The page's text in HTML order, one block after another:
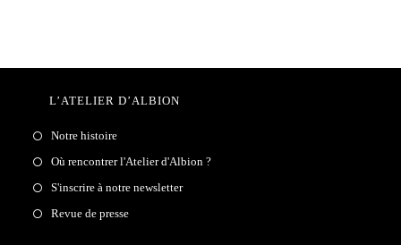
L’ATELIER D’ALBION
Notre histoire
Où rencontrer l'Atelier d'Albion ?
S'inscrire à notre newsletter
Revue de presse